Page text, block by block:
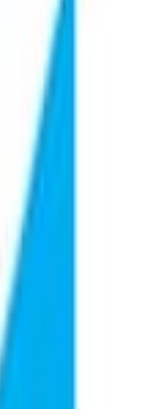
‘Livepro Power
Båda är
är rimliga,
gick snabbt med
Sverige. Jag skulle
I have purchased
Power Grip Type 7
Both are very well
very reasonable, the
was quick
to Sweden. I